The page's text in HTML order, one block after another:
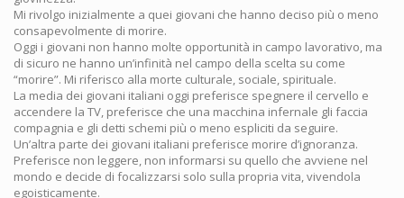
Mi rivolgo inizialmente a quei giovani che hanno deciso più o meno
consapevolmente di morire.
Oggi i giovani non hanno molte opportunità in campo lavorativo, ma
di sicuro ne hanno un’infinità nel campo della scelta su come
“morire”. Mi riferisco alla morte culturale, sociale, spirituale.
La media dei giovani italiani oggi preferisce spegnere il cervello e
accendere la TV, preferisce che una macchina infernale gli faccia
compagnia e gli detti schemi più o meno espliciti da seguire.
Un’altra parte dei giovani italiani preferisce morire d’ignoranza.
Preferisce non leggere, non informarsi su quello che avviene nel
mondo e decide di focalizzarsi solo sulla propria vita, vivendola
egoisticamente.